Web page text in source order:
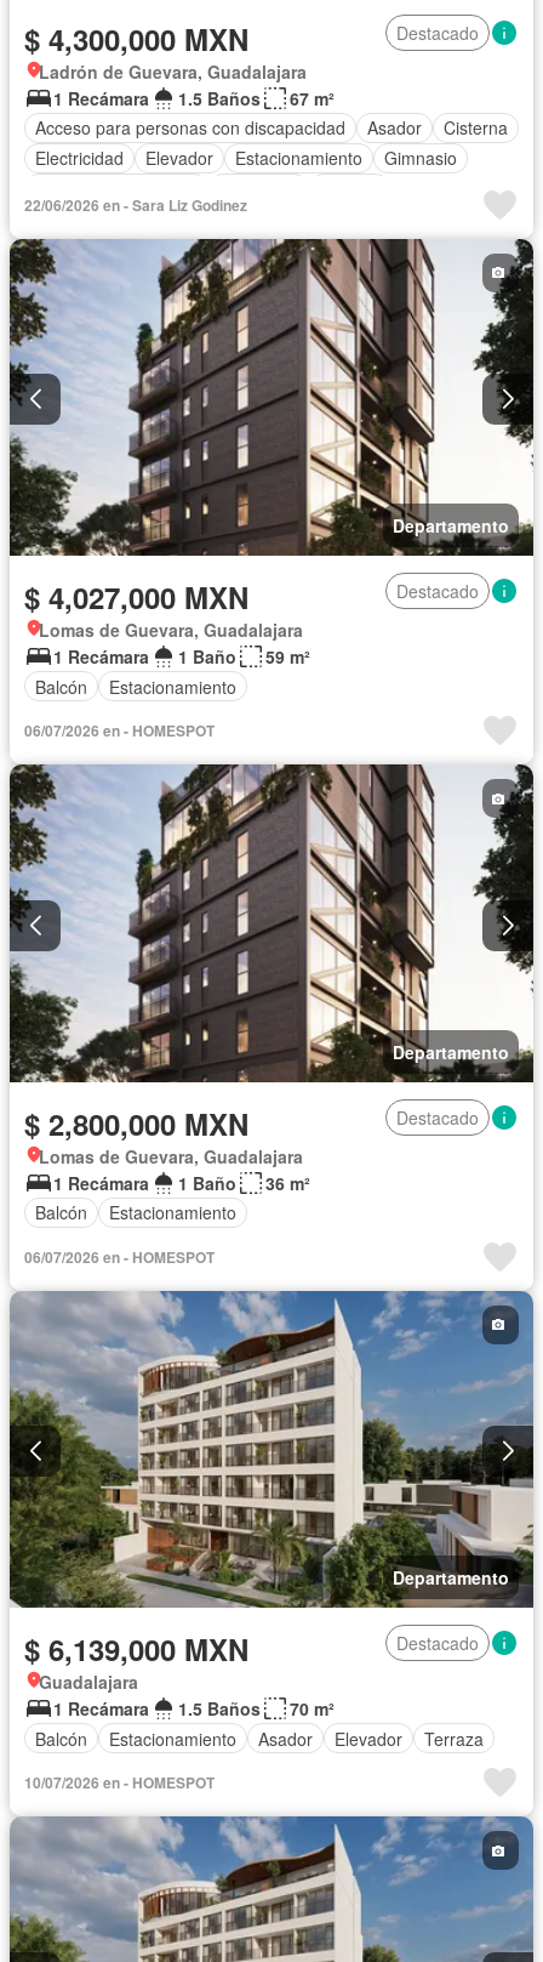
$ 4,300,000 MXN
Destacado
Ladrón de Guevara, Guadalajara
1 Recámara
1.5 Baños
67 m²
Acceso para personas con discapacidad
Asador
Cisterna
Electricidad
Elevador Estacionamiento
Gimnasio
Vista panorámica
Sin amueblar
22/06/2026 en - Sara Liz Godinez
Departamento
$ 4,027,000 MXN
Destacado
Lomas de Guevara, Guadalajara
1 Recámara
1 Baño
59 m²
Balcón
Estacionamiento
06/07/2026 en - HOMESPOT
Departamento
$ 2,800,000 MXN
Destacado
Lomas de Guevara, Guadalajara
1 Recámara
1 Baño
36 m²
Balcón
Estacionamiento
06/07/2026 en - HOMESPOT
Departamento
$ 6,139,000 MXN
Destacado
Guadalajara
1 Recámara
1.5 Baños
70 m²
Balcón
Estacionamiento Asador Elevador Terraza
10/07/2026 en - HOMESPOT